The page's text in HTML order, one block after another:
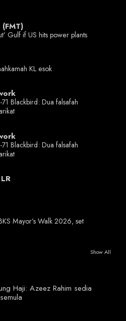
Gulf if US hits power plants
KL esok
Blackbird: Dua falsafah
Blackbird: Dua falsafah
Mayor’s Walk 2026, set
Show All
Haji: Azeez Rahim sedia